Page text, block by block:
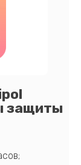
защиты